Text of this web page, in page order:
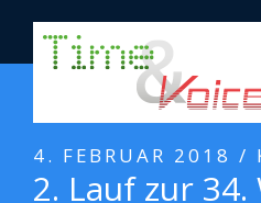
4. FEBRUAR 2018 /
2. Lauf zur